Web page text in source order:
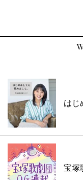
はじ
宝塚